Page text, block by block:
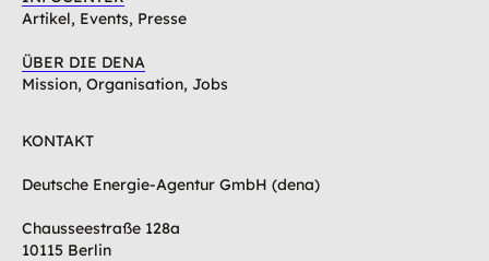
Artikel, Events, Presse
ÜBER DIE DENA
Mission, Organisation, Jobs
KONTAKT
Deutsche Energie-Agentur GmbH (dena)
Chausseestraße 128a
10115 Berlin